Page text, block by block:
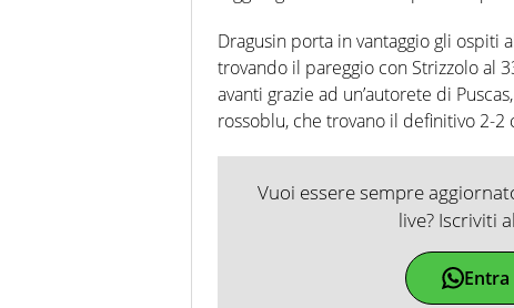
Dragusin porta in vantaggio gli ospiti
trovando il pareggio con Strizzolo al
avanti grazie ad un’autorete di
rossoblu, che trovano il definitivo 2-2
Vuoi essere sempre
live? Iscriviti